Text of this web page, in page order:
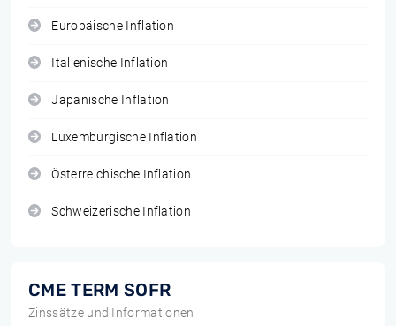
Europäische Inflation
Italienische Inflation
Japanische Inflation
Luxemburgische Inflation
Österreichische Inflation
Schweizerische Inflation
CME TERM SOFR
Zinssätze und Informationen